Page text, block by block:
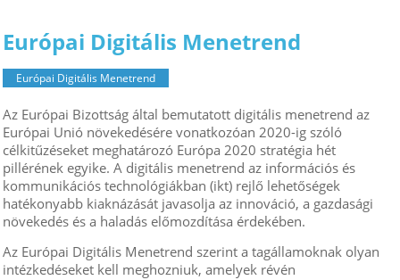
Európai Digitális Menetrend
Európai Digitális Menetrend
Az Európai Bizottság által bemutatott digitális menetrend az
Európai Unió növekedésére vonatkozóan 2020-ig szóló
célkitűzéseket meghatározó Európa 2020 stratégia hét
pillérének egyike. A digitális menetrend az információs és
kommunikációs technológiákban (ikt) rejlő lehetőségek
hatékonyabb kiaknázását javasolja az innováció, a gazdasági
növekedés és a haladás előmozdítása érdekében.
Az Európai Digitális Menetrend szerint a tagállamoknak olyan
intézkedéseket kell meghozniuk, amelyek révén